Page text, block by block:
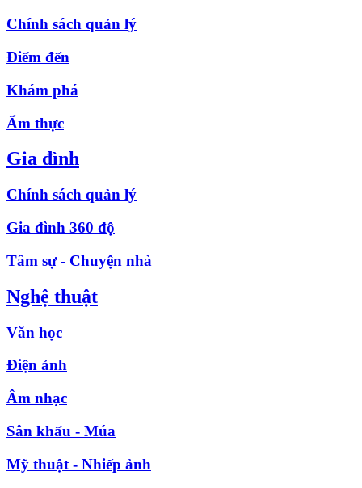
Chính sách quản lý
Điểm đến
Khám phá
Ẩm thực
Gia đình
Chính sách quản lý
Gia đình 360 độ
Tâm sự - Chuyện nhà
Nghệ thuật
Văn học
Điện ảnh
Âm nhạc
Sân khấu - Múa
Mỹ thuật - Nhiếp ảnh